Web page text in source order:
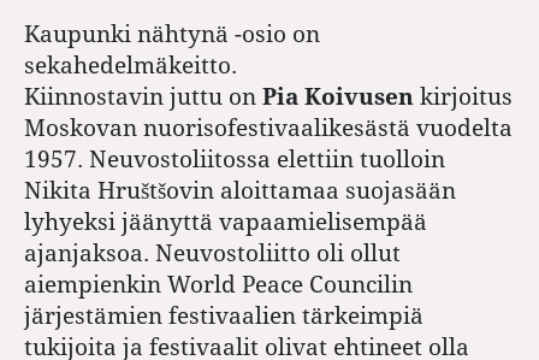
Kaupunki nähtynä -osio on
sekahedelmäkeitto.
Kiinnostavin juttu on Pia Koivusen kirjoitus
Moskovan nuorisofestivaalikesästä vuodelta
1957. Neuvostoliitossa elettiin tuolloin
Nikita Hruštšovin aloittamaa suojasään
lyhyeksi jäänyttä vapaamielisempää
ajanjaksoa. Neuvostoliitto oli ollut
aiempienkin World Peace Councilin
järjestämien festivaalien tärkeimpiä
tukijoita ja festivaalit olivat ehtineet olla